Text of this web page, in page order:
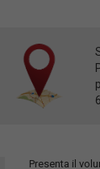
Presenta il